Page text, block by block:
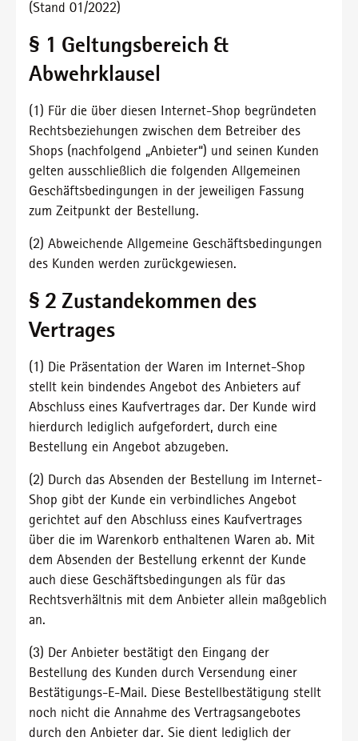
(Stand 01/2022)
§ 1 Geltungsbereich &
Abwehrklausel
(1) Für die über diesen Internet-Shop begründeten
Rechtsbeziehungen zwischen dem Betreiber des
Shops (nachfolgend „Anbieter“) und seinen Kunden
gelten ausschließlich die folgenden Allgemeinen
Geschäftsbedingungen in der jeweiligen Fassung
zum Zeitpunkt der Bestellung.
(2) Abweichende Allgemeine Geschäftsbedingungen
des Kunden werden zurückgewiesen.
§ 2 Zustandekommen des
Vertrages
(1) Die Präsentation der Waren im Internet-Shop
stellt kein bindendes Angebot des Anbieters auf
Abschluss eines Kaufvertrages dar. Der Kunde wird
hierdurch lediglich aufgefordert, durch eine
Bestellung ein Angebot abzugeben.
(2) Durch das Absenden der Bestellung im Internet-
Shop gibt der Kunde ein verbindliches Angebot
gerichtet auf den Abschluss eines Kaufvertrages
über die im Warenkorb enthaltenen Waren ab. Mit
dem Absenden der Bestellung erkennt der Kunde
auch diese Geschäftsbedingungen als für das
Rechtsverhältnis mit dem Anbieter allein maßgeblich
an.
(3) Der Anbieter bestätigt den Eingang der
Bestellung des Kunden durch Versendung einer
Bestätigungs-E-Mail. Diese Bestellbestätigung stellt
noch nicht die Annahme des Vertragsangebotes
durch den Anbieter dar. Sie dient lediglich der